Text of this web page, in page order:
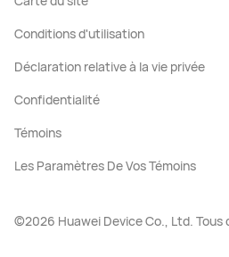
©2026 Huawei Device Co., Ltd. Tous
Conditions d'utilisation
Déclaration relative à la vie privée
Confidentialité
Témoins
Les Paramètres De Vos Témoins